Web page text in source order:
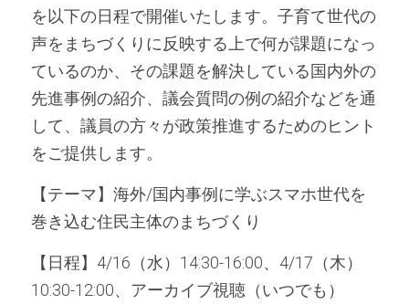
を以下の日程で開催いたします。子育て世代の
声をまちづくりに反映する上で何が課題になっ
ているのか、その課題を解決している国内外の
先進事例の紹介、議会質問の例の紹介などを通
して、議員の方々が政策推進するためのヒント
をご提供します。
【テーマ】海外/国内事例に学ぶスマホ世代を
巻き込む住民主体のまちづくり
【日程】4/16（水）14:30-16:00、4/17（木）
10:30-12:00、アーカイブ視聴（いつでも）